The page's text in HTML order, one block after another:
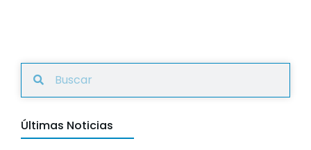
Últimas Noticias